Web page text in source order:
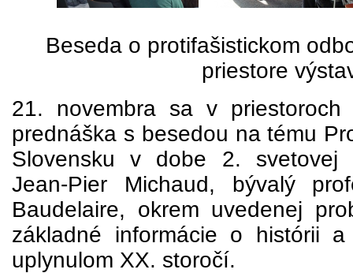
Beseda o protifašistickom
priestore
21. novembra sa v priestoroch
prednáška s besedou na tému
Slovensku v dobe 2. svetovej
Jean-Pier Michaud, bývalý
Baudelaire, okrem uvedenej
základné informácie o histórii
uplynulom XX. storočí.